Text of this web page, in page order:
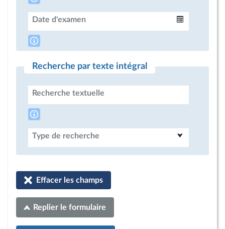
Date d'examen
Recherche par texte intégral
Recherche textuelle
Type de recherche
Effacer les champs
Replier le formulaire